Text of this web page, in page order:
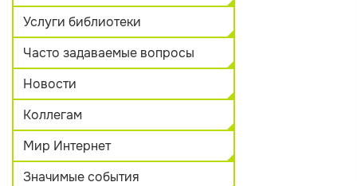
Услуги библиотеки
Часто задаваемые вопросы
Новости
Коллегам
Мир Интернет
Значимые события